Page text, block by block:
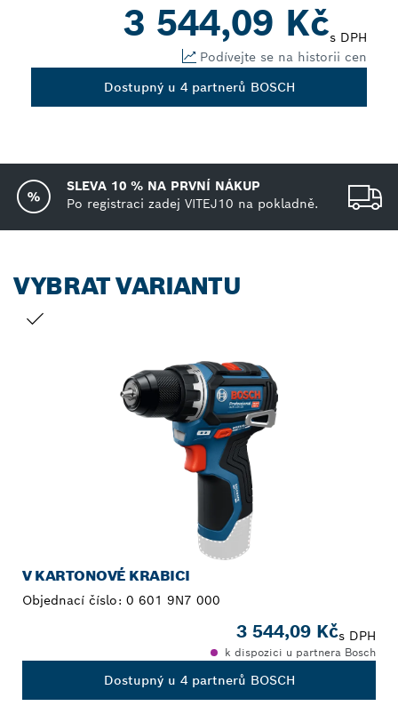
3 544,09 Kčs DPH
Podívejte se na historii cen
Dostupný u 4 partnerů BOSCH
SLEVA 10 % NA PRVNÍ NÁKUP
Po registraci zadej VITEJ10 na pokladně.
VYBRAT VARIANTU
V KARTONOVÉ KRABICI
Objednací číslo: 0 601 9N7 000
3 544,09 Kčs DPH
k dispozici u partnera Bosch
Dostupný u 4 partnerů BOSCH